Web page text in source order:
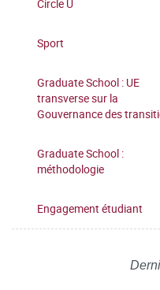
Circle U
Sport
Graduate School : UE
transverse sur la
Gouvernance des
Graduate School :
méthodologie
Engagement étudiant